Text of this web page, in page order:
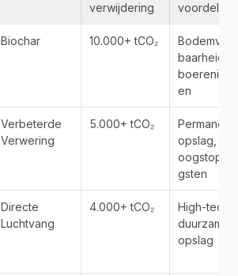
verwijdering
voordelen
Biochar 10.000+ tCO₂
baarheid,
en
Verbeterde
Verwering
5.000+ tCO₂
opslag,
gsten
Directe
Luchtvang
4.000+ tCO₂
High-tech,
duurzame
opslag